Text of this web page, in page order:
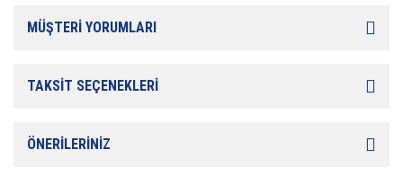
MÜŞTERİ YORUMLARI
TAKSİT SEÇENEKLERİ
ÖNERİLERİNİZ